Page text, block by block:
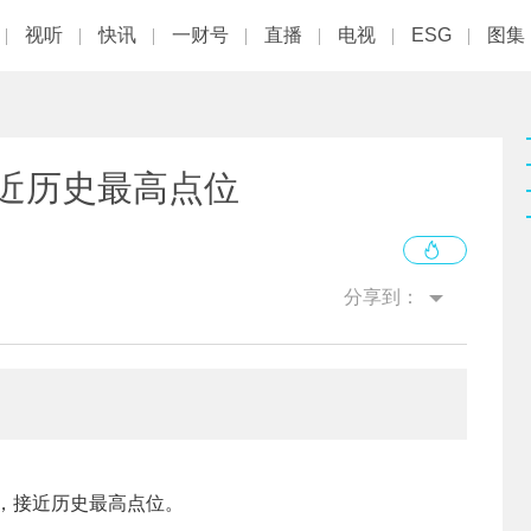
视听 快讯 一财号 直播 电视 ESG 图集
历史最高点位
分享到：
近历史最高点位。